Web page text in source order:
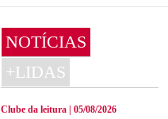
NOTÍCIAS
+LIDAS
Clube da leitura | 05/08/2026